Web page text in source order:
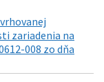
zariadenia na
008 zo dňa